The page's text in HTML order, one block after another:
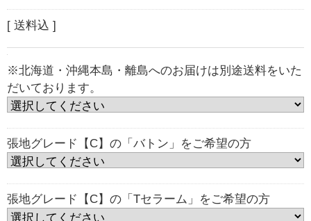
[ 送料込 ]
※北海道・沖縄本島・離島へのお届けは別途送料をいた
だいております。
張地グレード【C】の「バトン」をご希望の方
張地グレード【C】の「Tセラーム」をご希望の方